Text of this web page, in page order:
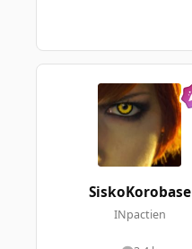
SiskoKorobase
INpactien